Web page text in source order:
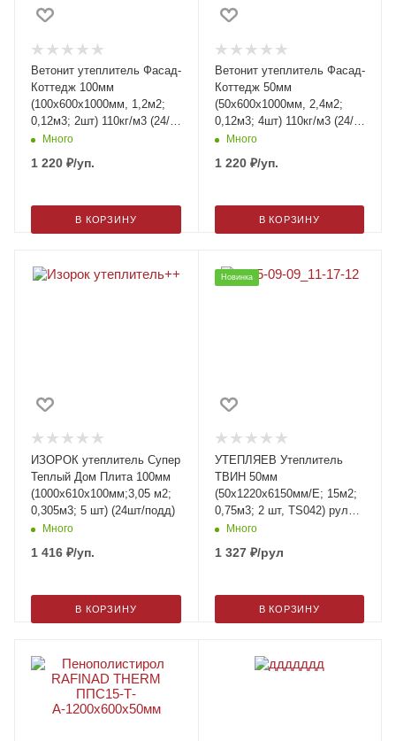
Ветонит утеплитель Фасад-
Коттедж 100мм
(100х600х1000мм, 1,2м2;
0,12м3; 2шт) 110кг/м3 (24/
подд)
Много
1 220 ₽/уп.
В КОРЗИНУ
Ветонит утеплитель Фасад-
Коттедж 50мм
(50х600х1000мм, 2,4м2;
0,12м3; 4шт) 110кг/м3 (24/
подд)
Много
1 220₽/уп.
В КОРЗИНУ
ИЗОРОК утеплитель Супер
Теплый Дом Плита 100мм
(1000х610х100мм;3,05 м2;
0,305м3; 5 шт) (24шт/подд)
Много
1 416 ₽/уп.
В КОРЗИНУ
Новинка
УТЕПЛЯЕВ Утеплитель
ТВИН 50мм
(50х1220х6150мм/Е; 15м2;
0,75м3; 2 шт, TS042) рулон,
42уп/поддон
Много
1 327₽/рул
В КОРЗИНУ